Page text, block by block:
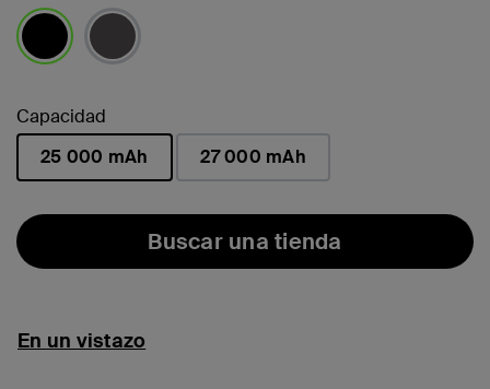
Capacidad
25 000 mAh
27 000 mAh
Buscar una tienda
En un vistazo